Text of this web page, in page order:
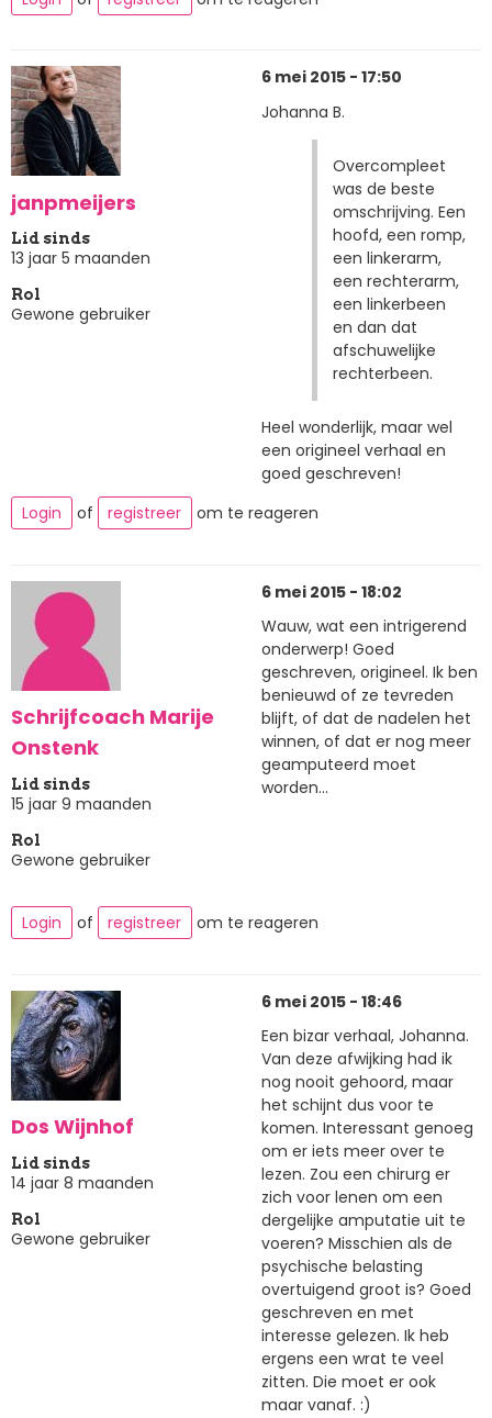
janpmeijers
Lid sinds
13 jaar 5 maanden
Rol
Gewone gebruiker
6 mei 2015 - 17:50
Johanna B.
Overcompleet
was de beste
omschrijving. Een
hoofd, een romp,
een linkerarm,
een rechterarm,
een linkerbeen
en dan dat
afschuwelijke
rechterbeen.
Heel wonderlijk, maar wel
een origineel verhaal en
goed geschreven!
Login
of registreer om te reageren
Schrijfcoach Marije
Onstenk
Lid sinds
15 jaar 9 maanden
Rol
Gewone gebruiker
6 mei 2015 - 18:02
Wauw, wat een intrigerend
onderwerp! Goed
geschreven, origineel. Ik ben
benieuwd of ze tevreden
blijft, of dat de nadelen het
winnen, of dat er nog meer
geamputeerd moet
worden...
Login of registreer om te reageren
Dos Wijnhof
Lid sinds
14 jaar 8 maanden
Rol
Gewone gebruiker
6 mei 2015 - 18:46
Een bizar verhaal, Johanna.
Van deze afwijking had ik
nog nooit gehoord, maar
het schijnt dus voor te
komen. Interessant genoeg
om er iets meer over te
lezen. Zou een chirurg er
zich voor lenen om een
dergelijke amputatie uit te
voeren? Misschien als de
psychische belasting
overtuigend groot is? Goed
geschreven en met
interesse gelezen. Ik heb
ergens een wrat te veel
zitten. Die moet er ook
maar vanaf. :)